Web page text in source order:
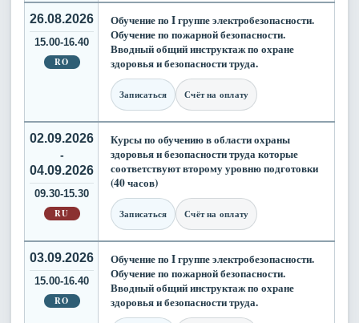
26.08.2026
15.00-16.40
RO
Обучение по I группе электробезопасности.
Обучение по пожарной безопасности.
Вводный общий инструктаж по охране
здоровья и безопасности труда.
Записаться Счёт на оплату
02.09.2026
-
04.09.2026
09.30-15.30
RU
Курсы по обучению в области охраны
здоровья и безопасности труда которые
соответствуют второму уровню подготовки
(40 часов)
Записаться Счёт на оплату
03.09.2026
15.00-16.40
RO
Обучение по I группе электробезопасности.
Обучение по пожарной безопасности.
Вводный общий инструктаж по охране
здоровья и безопасности труда.